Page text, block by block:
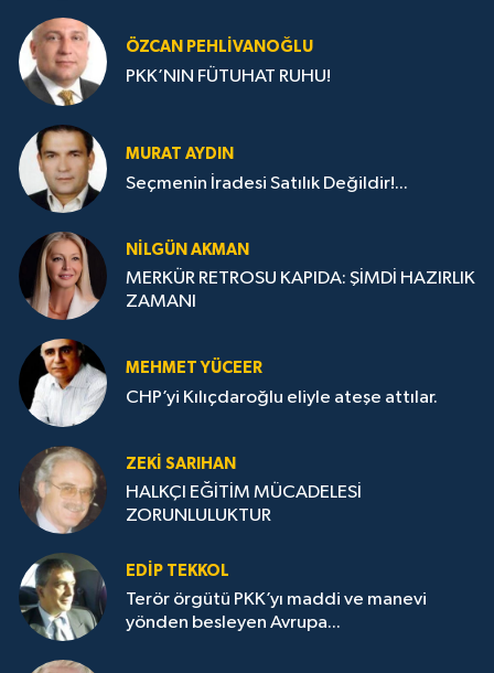
ÖZCAN PEHLIVANOĞLU
PKK’NIN FÜTUHAT RUHU!
MURAT AYDIN
Seçmenin İradesi Satılık Değildir!...
NILGÜN AKMAN
MERKÜR RETROSU KAPIDA: ŞİMDİ HAZIRLIK
ZAMANI
MEHMET YÜCEER
CHP’yi Kılıçdaroğlu eliyle ateşe attılar.
ZEKI SARIHAN
HALKÇI EĞİTİM MÜCADELESİ
ZORUNLULUKTUR
EDIP TEKKOL
Terör örgütü PKK’yı maddi ve manevi
yönden besleyen Avrupa...